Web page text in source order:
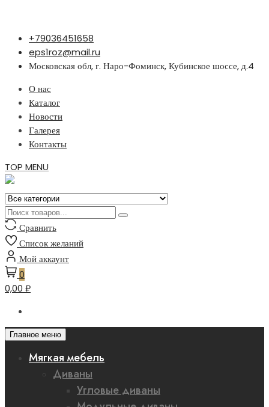
Перейти
содержимому
+79036451658
eps1roz@mail.ru
Московская обл, г. Наро-Фоминск, Кубинское шоссе, д.4
О нас
Каталог
Новости
Галерея
Контакты
TOP MENU
Сравнить
Список желаний
Мой аккаунт
0
0,00 ₽
Главное меню
Мягкая мебель
Диваны
Угловые диваны